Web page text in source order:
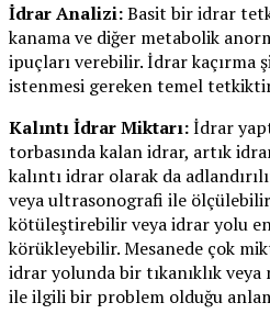
İdrar Analizi:Basit bir idrar
kanama ve diğer metabolik
ipuçları verebilir. İdrar kaçırma
istenmesi gereken temel
Kalıntı İdrar Miktarı:İdrar
torbasında kalan idrar, artık
kalıntı idrar olarak da
veya ultrasonografi ile
kötüleştirebilir veya idrar yolu
körükleyebilir. Mesanede çok
idrar yolunda bir tıkanıklık
ile ilgili bir problem olduğu